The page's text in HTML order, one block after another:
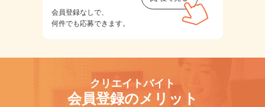
会員登録なしで、
何件でも応募できます。
クリエイトバイト
会員登録のメリット